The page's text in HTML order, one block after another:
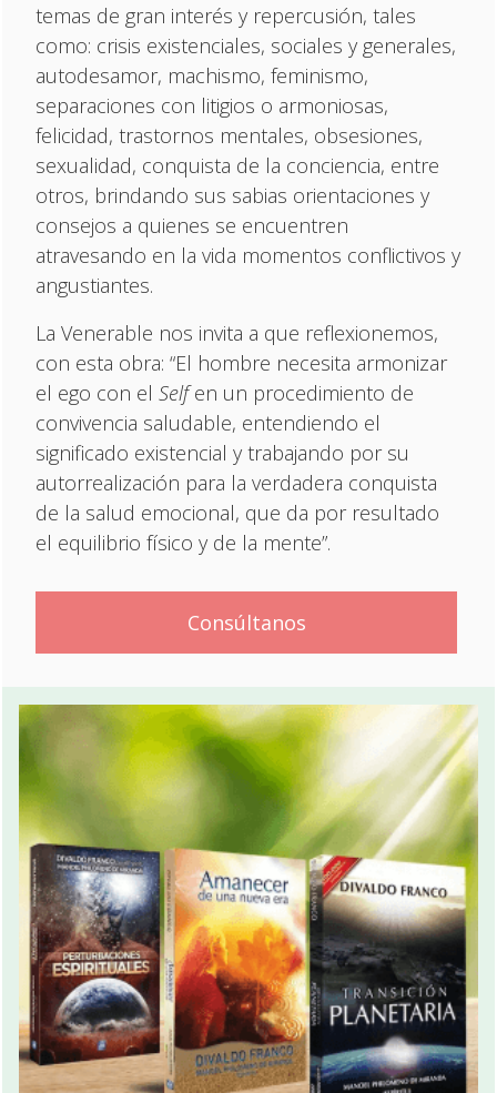
temas de gran interés y repercusión, tales
como: crisis existenciales, sociales y generales,
autodesamor, machismo, feminismo,
separaciones con litigios o armoniosas,
felicidad, trastornos mentales, obsesiones,
sexualidad, conquista de la conciencia, entre
otros, brindando sus sabias orientaciones y
consejos a quienes se encuentren
atravesando en la vida momentos conflictivos y
angustiantes.
La Venerable nos invita a que reflexionemos,
con esta obra: “El hombre necesita armonizar
el ego con elSelfen un procedimiento de
convivencia saludable, entendiendo el
significado existencial y trabajando por su
autorrealización para la verdadera conquista
de la salud emocional, que da por resultado
el equilibrio físico y de la mente”.
Consúltanos